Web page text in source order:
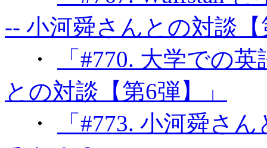
-- 小河舜さんとの対談
・
「#770. 大学での
との対談【第6弾】」
・
「#773. 小河舜さ